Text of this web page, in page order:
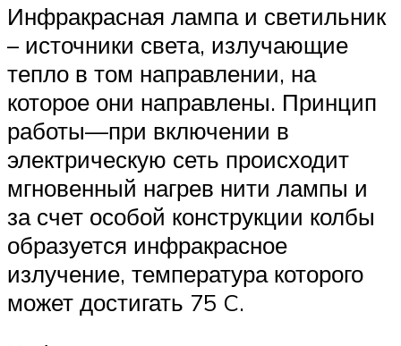
Инфракрасная лампа и светильник
– источники света, излучающие
тепло в том направлении, на
которое они направлены. Принцип
работы—при включении в
электрическую сеть происходит
мгновенный нагрев нити лампы и
за счет особой конструкции колбы
образуется инфракрасное
излучение, температура которого
может достигать 75 C.